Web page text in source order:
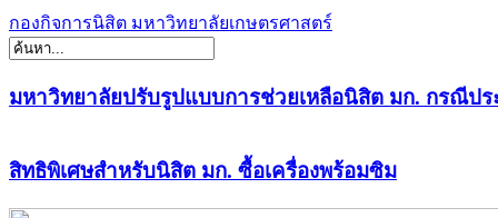
กองกิจการนิสิต มหาวิทยาลัยเกษตรศาสตร์
มหาวิทยาลัยปรับรูปแบบการช่วยเหลือนิสิต มก. กรณีปร
สิทธิพิเศษสำหรับนิสิต มก. ซื้อเครื่องพร้อมซิม